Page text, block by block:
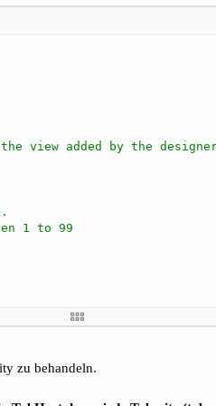
view added by the
1 to 99
zu behandeln.